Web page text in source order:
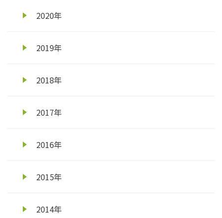
2020年
2019年
2018年
2017年
2016年
2015年
2014年